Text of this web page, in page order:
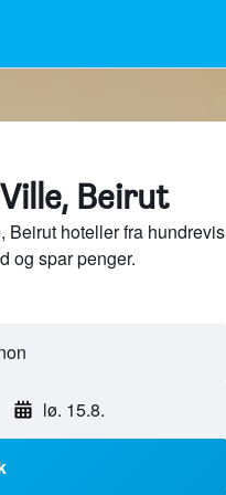
Beirut
hoteller fra hundrevis
og spar penger.
lø. 15.8.